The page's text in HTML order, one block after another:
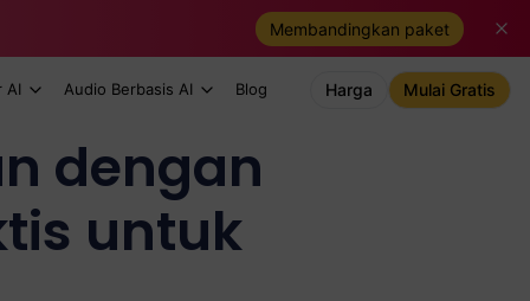
Membandingkan paket
AI Audio Berbasis AI Blog Harga Mulai Gratis
dengan
untuk